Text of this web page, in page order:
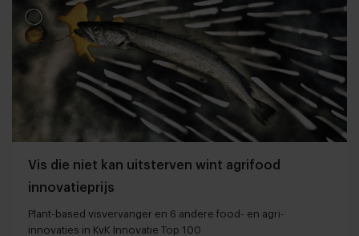
Vis die niet kan uitsterven wint agrifood
innovatieprijs
Plant-based visvervanger en 6 andere food- en agri-
innovaties in KvK Innovatie Top 100